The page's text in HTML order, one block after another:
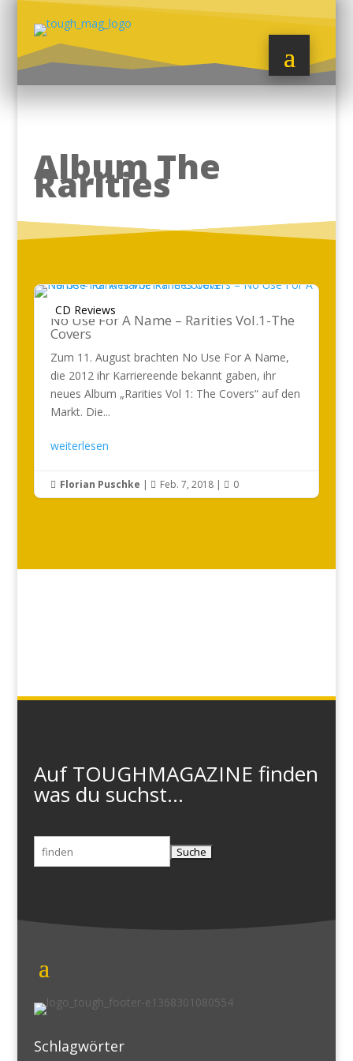
Album The
Rarities
CD Reviews
No Use For A Name – Rarities Vol.1-The
Covers
Zum 11. August brachten No Use For A Name,
die 2012 ihr Karriereende bekannt gaben, ihr
neues Album „Rarities Vol 1: The Covers“ auf den
Markt. Die...
weiterlesen
 Florian Puschke |  Feb. 7, 2018|  0
Auf TOUGHMAGAZINE finden
was du suchst...
Suchen
nach:
Schlagwörter